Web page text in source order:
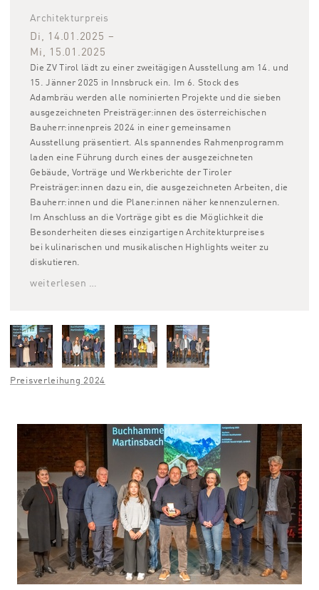
Architekturpreis
Di, 14.01.2025 –
Mi, 15.01.2025
Die ZV Tirol lädt zu einer zweitägigen Ausstellung am 14. und
15. Jänner 2025 in Innsbruck ein. Im 6. Stock des
Adambräu werden alle nominierten Projekte und die sieben
ausgezeichneten Preisträger:innen des österreichischen
Bauherr:innenpreis 2024 in einer gemeinsamen
Ausstellung präsentiert. Als spannendes Rahmenprogramm
laden eine Führung durch eines der ausgezeichneten
Gebäude, Vorträge und Werkberichte der Tiroler
Preisträger:innen dazu ein, die ausgezeichneten Arbeiten, die
Bauherr:innen und die Planer:innen näher kennenzulernen.
Im Anschluss an die Vorträge gibt es die Möglichkeit die
Besonderheiten dieses einzigartigen Architekturpreises
bei kulinarischen und musikalischen Highlights weiter zu
diskutieren.
weiterlesen …
Preisverleihung 2024